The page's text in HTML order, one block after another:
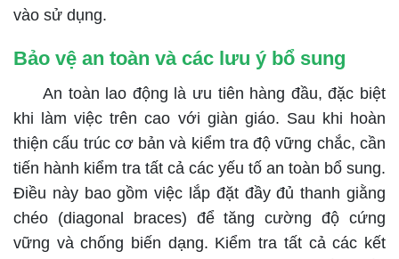
vào sử dụng.
Bảo vệ an toàn và các lưu ý bổ sung
An toàn lao động là ưu tiên hàng đầu, đặc biệt
khi làm việc trên cao với giàn giáo. Sau khi hoàn
thiện cấu trúc cơ bản và kiểm tra độ vững chắc, cần
tiến hành kiểm tra tất cả các yếu tố an toàn bổ sung.
Điều này bao gồm việc lắp đặt đầy đủ thanh giằng
chéo (diagonal braces) để tăng cường độ cứng
vững và chống biến dạng. Kiểm tra tất cả các kết